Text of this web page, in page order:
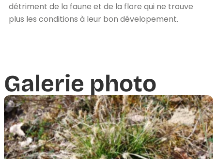
détriment de la faune et de la flore qui ne trouve
plus les conditions à leur bon dévelopement.
Galerie photo